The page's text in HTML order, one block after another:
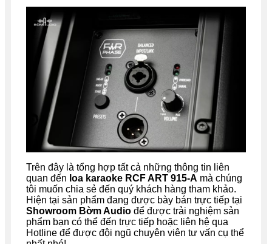
Trên đây là tổng hợp tất cả những thông tin liên
quan đến loa karaoke RCF ART 915-A mà chúng
tôi muốn chia sẻ đến quý khách hàng tham khảo.
Hiện tại sản phẩm đang được bày bán trực tiếp tại
Showroom Bờm Audio để được trải nghiệm sản
phẩm bạn có thể đến trực tiếp hoặc liên hệ qua
Hotline để được đội ngũ chuyên viên tư vấn cụ thể